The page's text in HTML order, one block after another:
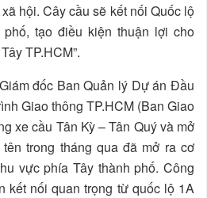
hội. Cây cầu sẽ kết nối Quốc lộ
tạo điều kiện thuận lợi cho
TP.HCM”.
đốc Ban Quản lý Dự án Đầu
Giao thông TP.HCM (Ban Giao
xe cầu Tân Kỳ – Tân Quý và mở
trong tháng qua đã mở ra cơ
vực phía Tây thành phố. Công
kết nối quan trọng từ quốc lộ 1A